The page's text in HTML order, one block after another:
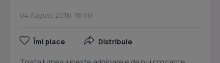
04 August 2016, 16:50
Îmi place Distribuie